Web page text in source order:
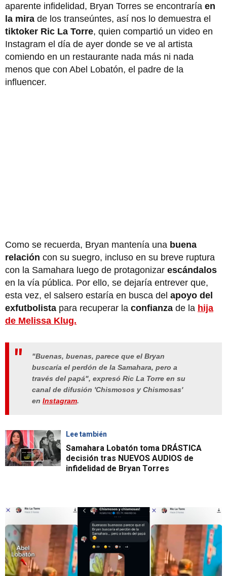
aparente infidelidad, Bryan Torres se encontraría en
la mira de los transeúntes, así nos lo demuestra el
tiktoker Ric La Torre, quien compartió un video en
Instagram el día de ayer donde se ve al artista
comiendo en un restaurante nada más ni nada
menos que con Abel Lobatón, el padre de la
influencer.
Como se recuerda, Bryan mantenía una buena
relación con su suegro, incluso en su breve ruptura
con la Samahara luego de protagonizar escándalos
en la vía pública. Por ello, se dejaría entrever que,
esta vez, el salsero estaría en busca del apoyo del
exfutbolista para recuperar la confianza de la hija
de Melissa Klug.
"Buenas, buenas, parece que el Bryan
buscaría el perdón de la Samahara, pero a
través del papá", expresó Ric La Torre en su
canal de difusión 'Chismosos y Chismosas'
en Instagram.
Lee también
Samahara Lobatón toma DRÁSTICA
decisión tras NUEVOS AUDIOS de
infidelidad de Bryan Torres